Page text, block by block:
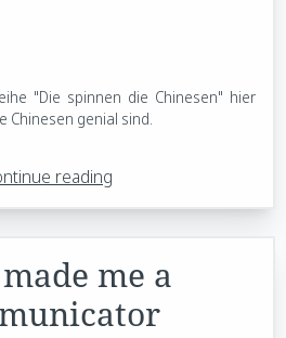
"Die spinnen die Chinesen" hier
Chinesen genial sind.
reading
me a